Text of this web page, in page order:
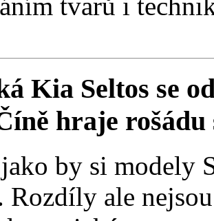
tvarů i
Kia Seltos se
hraje
by si modely
Rozdíly ale